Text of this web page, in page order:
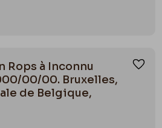
Rops à Inconnu
00/00. Bruxelles,
de Belgique,